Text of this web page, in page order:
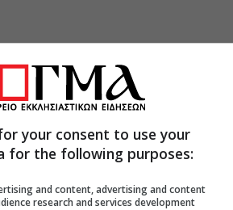
your consent to use your
for the following purposes:
and content, advertising and content
research and services development